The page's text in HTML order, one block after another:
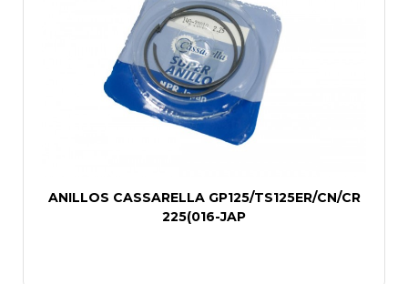
ANILLOS CASSARELLA GP125/TS125ER/CN/CR
225(016-JAP